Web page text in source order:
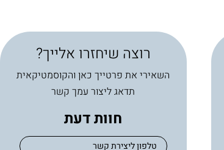
רוצה שיחזרו אלייך?
השאירי את פרטייך כאן והקוסמטיקאית
תדאג ליצור עמך קשר
חוות דעת